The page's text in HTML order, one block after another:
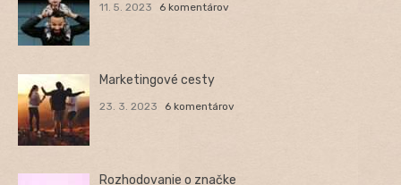
11. 5. 2023 6 komentárov
Marketingové cesty
23. 3. 2023 6 komentárov
Rozhodovanie o značke